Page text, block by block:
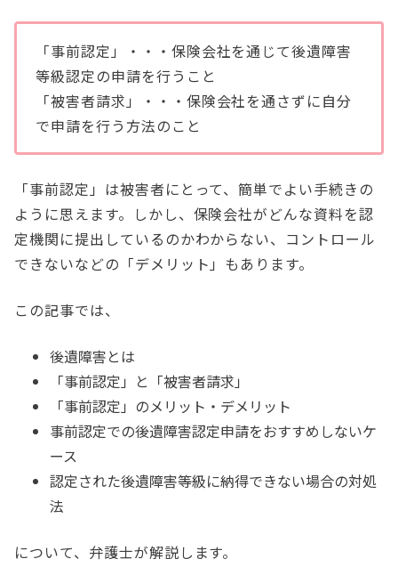
「事前認定」・・・保険会社を通じて後遺障害
等級認定の申請を行うこと
「被害者請求」・・・保険会社を通さずに自分
で申請を行う方法のこと
「事前認定」は被害者にとって、簡単でよい手続きの
ように思えます。しかし、保険会社がどんな資料を認
定機関に提出しているのかわからない、コントロール
できないなどの「デメリット」もあります。
この記事では、
後遺障害とは
「事前認定」と「被害者請求」
「事前認定」のメリット・デメリット
事前認定での後遺障害認定申請をおすすめしないケ
ース
認定された後遺障害等級に納得できない場合の対処
法
について、弁護士が解説します。